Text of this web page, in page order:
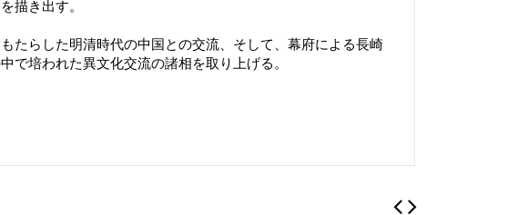
描き出す。
たらした明清時代の中国との交流、そして、幕府による長崎
で培われた異文化交流の諸相を取り上げる。